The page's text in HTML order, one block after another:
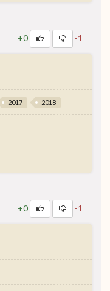
+0 -1
2017 2018
+0 -1